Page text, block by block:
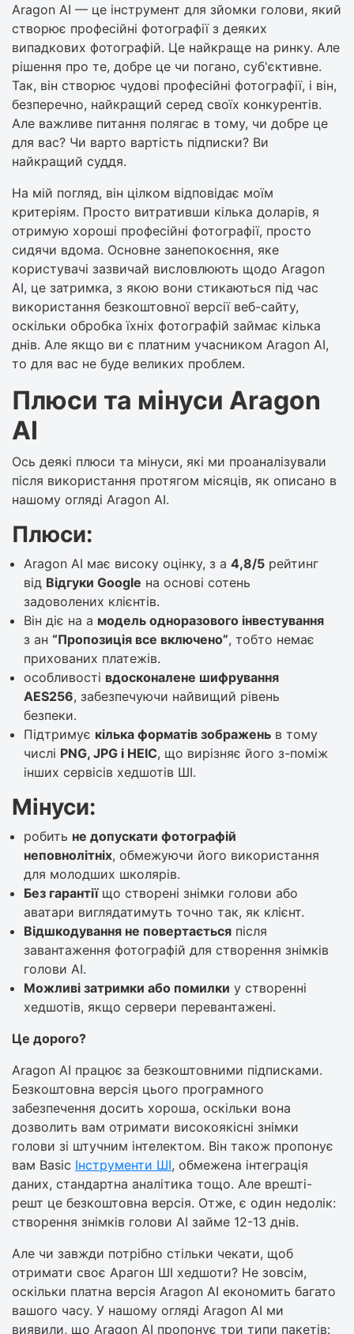
Aragon AI — це інструмент для зйомки голови, який
створює професійні фотографії з деяких
випадкових фотографій. Це найкраще на ринку. Але
рішення про те, добре це чи погано, суб'єктивне.
Так, він створює чудові професійні фотографії, і він,
безперечно, найкращий серед своїх конкурентів.
Але важливе питання полягає в тому, чи добре це
для вас? Чи варто вартість підписки? Ви
найкращий суддя.
На мій погляд, він цілком відповідає моїм
критеріям. Просто витративши кілька доларів, я
отримую хороші професійні фотографії, просто
сидячи вдома. Основне занепокоєння, яке
користувачі зазвичай висловлюють щодо Aragon
AI, це затримка, з якою вони стикаються під час
використання безкоштовної версії веб-сайту,
оскільки обробка їхніх фотографій займає кілька
днів. Але якщо ви є платним учасником Aragon AI,
то для вас не буде великих проблем.
Плюси та мінуси Aragon
AI
Ось деякі плюси та мінуси, які ми проаналізували
після використання протягом місяців, як описано в
нашому огляді Aragon AI.
Плюси:
Aragon AI має високу оцінку, з a 4,8/5 рейтинг
від Відгуки Google на основі сотень
задоволених клієнтів.
Він діє на a модель одноразового інвестування
з ан “Пропозиція все включено”, тобто немає
прихованих платежів.
особливості вдосконалене шифрування
AES256, забезпечуючи найвищий рівень
безпеки.
Підтримує кілька форматів зображень в тому
числі PNG, JPG і HEIC, що вирізняє його з-поміж
інших сервісів хедшотів ШІ.
Мінуси:
робить не допускати фотографій
неповнолітніх, обмежуючи його використання
для молодших школярів.
Без гарантіїщо створені знімки голови або
аватари виглядатимуть точно так, як клієнт.
Відшкодування не повертається після
завантаження фотографій для створення знімків
голови AI.
Можливі затримки або помилки у створенні
хедшотів, якщо сервери перевантажені.
Це дорого?
Aragon AI працює за безкоштовними підписками.
Безкоштовна версія цього програмного
забезпечення досить хороша, оскільки вона
дозволить вам отримати високоякісні знімки
голови зі штучним інтелектом. Він також пропонує
вам Basic Інструменти ШІ, обмежена інтеграція
даних, стандартна аналітика тощо. Але врешті-
решт це безкоштовна версія. Отже, є один недолік:
створення знімків голови AI займе 12-13 днів.
Але чи завжди потрібно стільки чекати, щоб
отримати своє Арагон ШІ хедшоти? Не зовсім,
оскільки платна версія Aragon AI економить багато
вашого часу. У нашому огляді Aragon AI ми
виявили, що Aragon AI пропонує три типи пакетів: